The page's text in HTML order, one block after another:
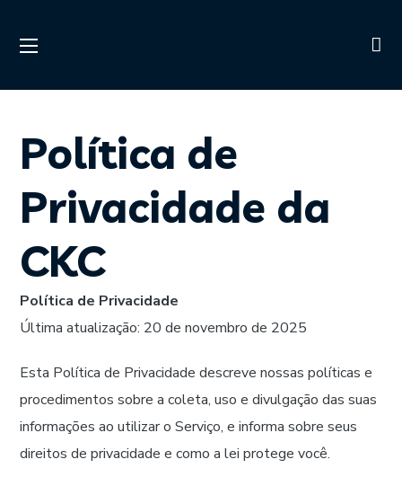
Política de
Privacidade da
CKC
Política de Privacidade
Última atualização: 20 de novembro de 2025
Esta Política de Privacidade descreve nossas políticas e
procedimentos sobre a coleta, uso e divulgação das suas
informações ao utilizar o Serviço, e informa sobre seus
direitos de privacidade e como a lei protege você.